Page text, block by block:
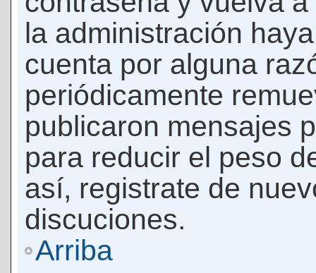
la administración
cuenta por alguna
periódicamente
publicaron mensajes
para reducir el peso
así, registrate de
discuciones.
Arriba